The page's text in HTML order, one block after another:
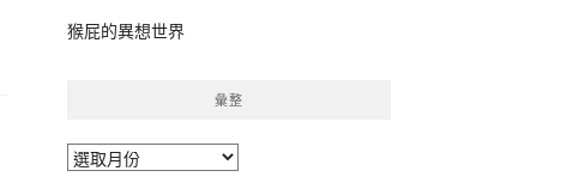
猴屁的異想世界
彙整
彙